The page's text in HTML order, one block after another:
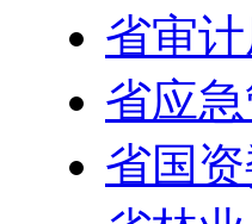
省审
省应
省国